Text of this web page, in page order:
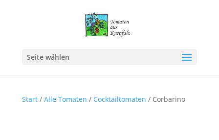
Seite wählen
Start/ Alle Tomaten / Cocktailtomaten / Corbarino